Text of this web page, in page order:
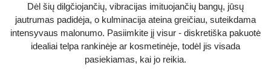
Dėl šių dilgčiojančių, vibracijas imituojančių bangų, jūsų
jautrumas padidėja, o kulminacija ateina greičiau, suteikdama
intensyvaus malonumo. Pasiimkite jį visur - diskretiška pakuotė
idealiai telpa rankinėje ar kosmetinėje, todėl jis visada
pasiekiamas, kai jo reikia.